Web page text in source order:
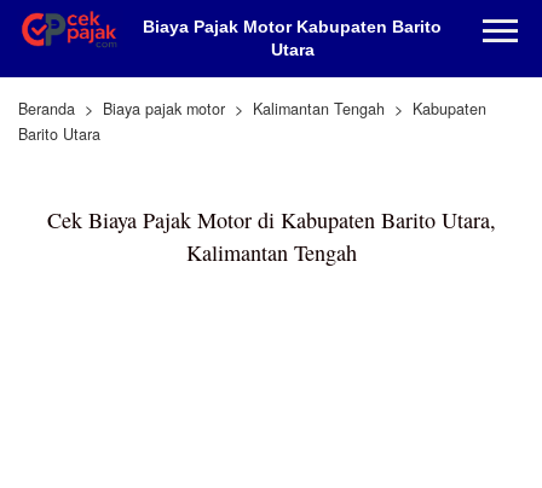
Biaya Pajak Motor Kabupaten Barito
Utara
Beranda Biaya pajak motor Kalimantan Tengah
Kabupaten
Barito Utara
Cek Biaya Pajak Motor di Kabupaten Barito Utara,
Kalimantan Tengah